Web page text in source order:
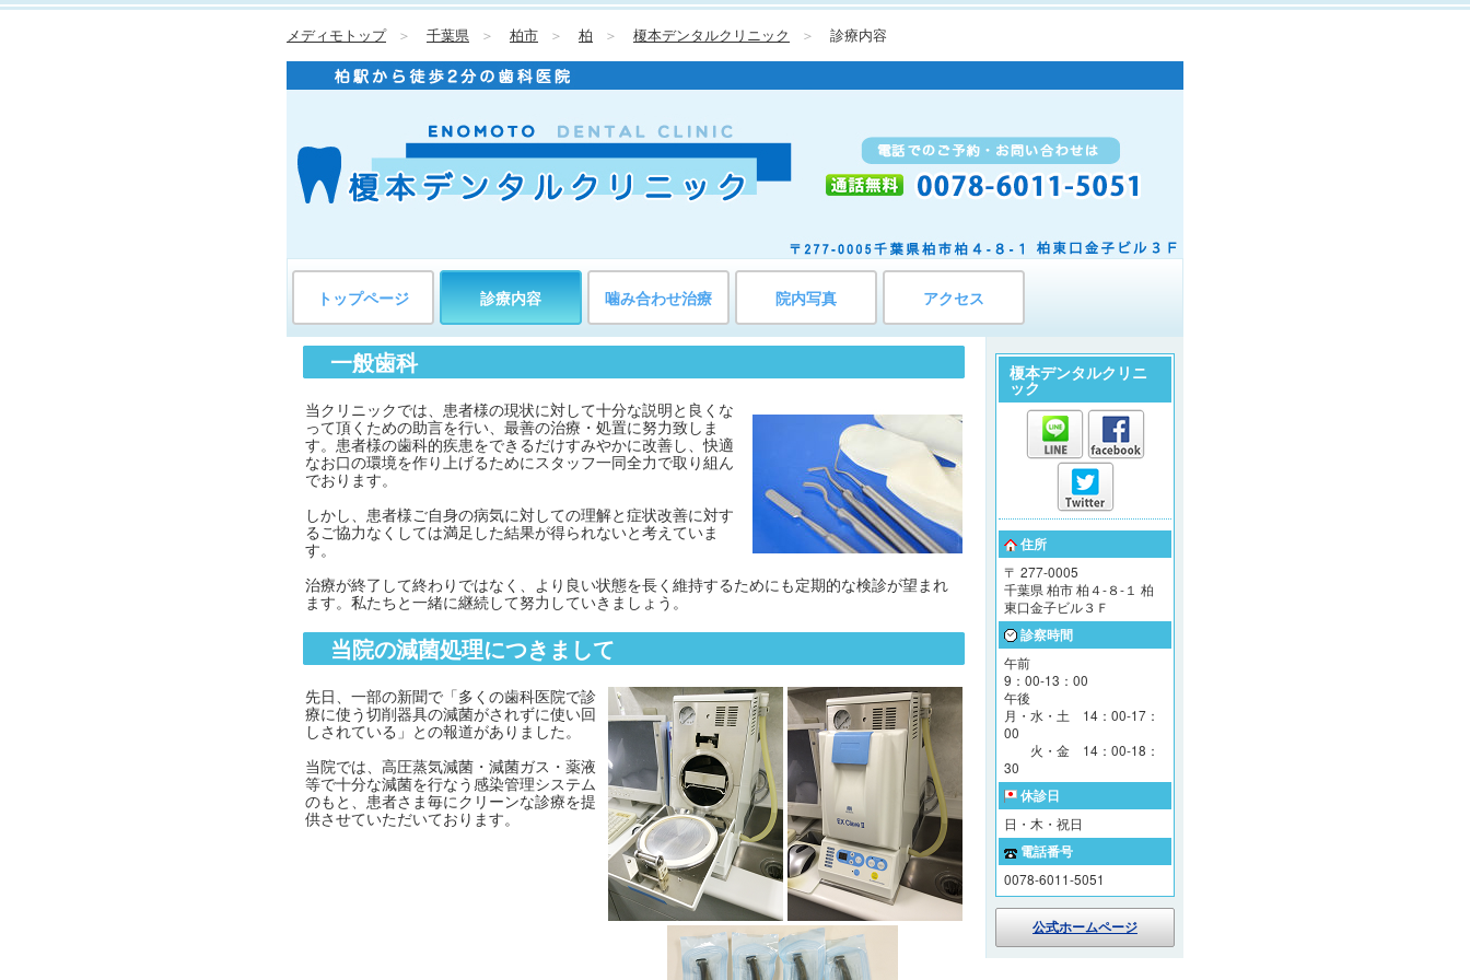
メディモトップ ＞ 千葉県 ＞ 柏市 ＞ 柏 ＞ 榎本デンタルクリニック ＞ 診療内容
トップページ 診療内容 噛み合わせ治療 院内写真 アクセス
一般歯科
当クリニックでは、患者様の現状に対して十分な説明と良くな
って頂くための助言を行い、最善の治療・処置に努力致しま
す。患者様の歯科的疾患をできるだけすみやかに改善し、快適
なお口の環境を作り上げるためにスタッフ一同全力で取り組ん
でおります。
しかし、患者様ご自身の病気に対しての理解と症状改善に対す
るご協力なくしては満足した結果が得られないと考えていま
す。
治療が終了して終わりではなく、より良い状態を長く維持するためにも定期的な検診が望まれ
ます。私たちと一緒に継続して努力していきましょう。
当院の減菌処理につきまして
先日、一部の新聞で「多くの歯科医院で診
療に使う切削器具の減菌がされずに使い回
しされている」との報道がありました。
当院では、高圧蒸気減菌・減菌ガス・薬液
等で十分な減菌を行なう感染管理システム
のもと、患者さま毎にクリーンな診療を提
供させていただいております。
榎本デンタルクリニ
ック
住所
〒 277-0005
千葉県 柏市 柏４-８-１ 柏
東口金子ビル３Ｆ
診察時間
午前
9：00-13：00
午後
月・水・土 14：00-17：
00
火・金 14：00-18：
30
休診日
日・木・祝日
電話番号
0078-6011-5051
公式ホームページ